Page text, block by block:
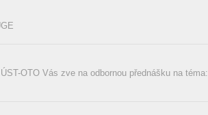
OTO Vás zve na odbornou přednášku na téma: